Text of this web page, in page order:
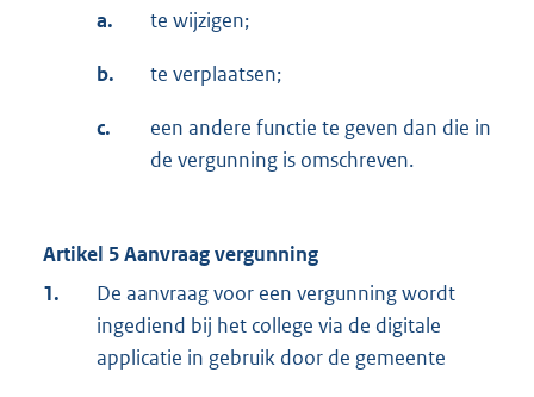
a. te wijzigen;
b. te verplaatsen;
c.
een andere functie te geven dan die in
de vergunning is omschreven.
Artikel 5 Aanvraag vergunning
1.
De aanvraag voor een vergunning wordt
ingediend bij het college via de digitale
applicatie in gebruik door de gemeente